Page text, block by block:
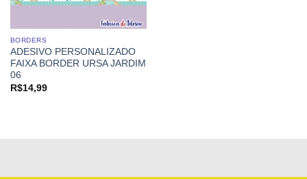
BORDERS
ADESIVO PERSONALIZADO
FAIXA BORDER URSA JARDIM
06
R$14,99